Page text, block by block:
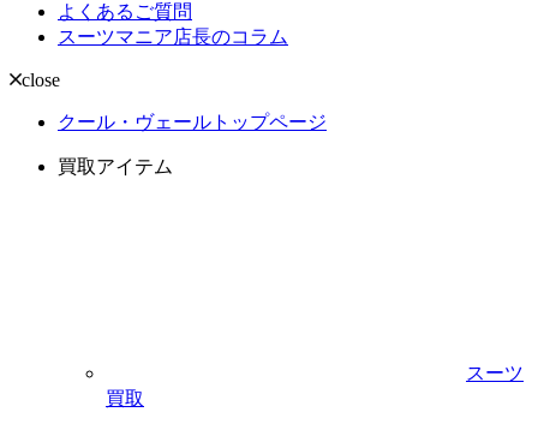
よくあるご質問
スーツマニア店長のコラム
close
クール・ヴェールトップページ
買取アイテム
スーツ
買取